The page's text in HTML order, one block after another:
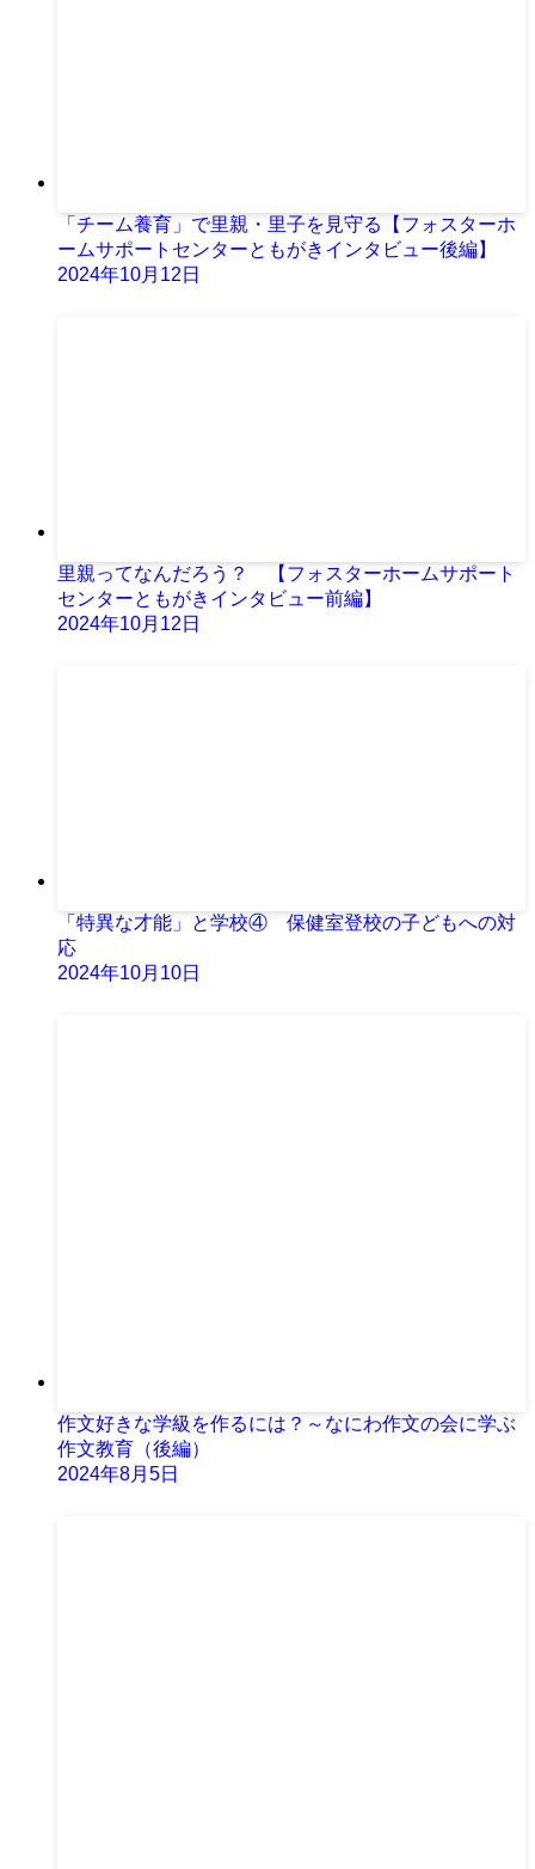
「チーム養育」で里親・里子を見守る【フォスターホ
ームサポートセンターともがきインタビュー後編】
2024年10月12日
里親ってなんだろう？ 【フォスターホームサポート
センターともがきインタビュー前編】
2024年10月12日
「特異な才能」と学校④ 保健室登校の子どもへの対
応
2024年10月10日
作文好きな学級を作るには？～なにわ作文の会に学ぶ
作文教育（後編）
2024年8月5日